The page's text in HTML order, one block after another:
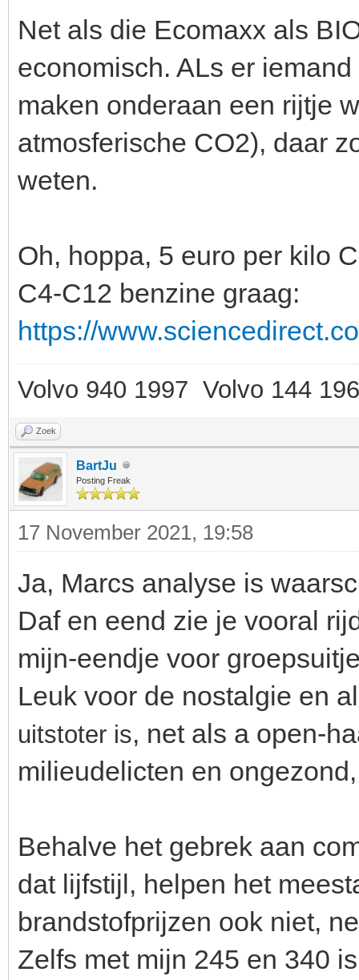
Net als die Ecomaxx als
economisch. ALs er
maken onderaan een rijtje
atmosferische CO2), daar
weten.
Oh, hoppa, 5 euro per kilo
C4-C12 benzine graag:
https://
Volvo 940 1997 Volvo 144
Zoek
BartJu
Posting Freak
17 November 2021, 19:58
Ja, Marcs analyse is
Daf en eend zie je vooral
mijn-eendje voor
Leuk voor de nostalgie en
uitstoter is, net als a open-
milieudelicten en
Behalve het gebrek aan
dat lijfstijl, helpen het
brandstofprijzen ook niet,
Zelfs met mijn 245 en 340